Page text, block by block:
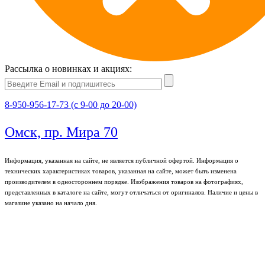
Рассылка о новинках и акциях:
8-950-956-17-73 (с 9-00 до 20-00)
Омск, пр. Мира 70
Информация, указанная на сайте, не является публичной офертой. Информация о
технических характеристиках товаров, указанная на сайте, может быть изменена
производителем в одностороннем порядке. Изображения товаров на фотографиях,
представленных в каталоге на сайте, могут отличаться от оригиналов. Наличие и цены в
магазине указано на начало дня.